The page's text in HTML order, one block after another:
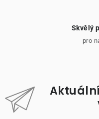
Skvělý
pro